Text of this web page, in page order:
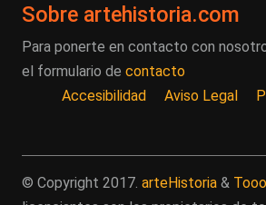
Sobre artehistoria.com
Para ponerte en contacto con
el formulario de contacto
Accesibilidad
Aviso Legal
© Copyright 2017. arteHistoria &